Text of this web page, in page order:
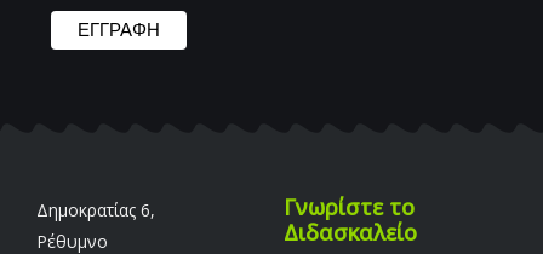
Δημοκρατίας 6,
Ρέθυμνο
Γνωρίστε το
Διδασκαλείο